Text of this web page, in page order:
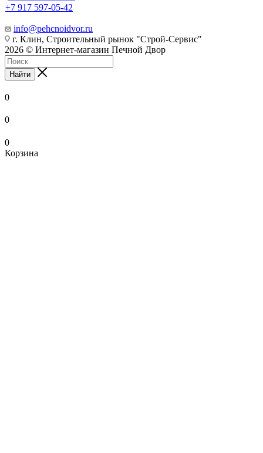
+7 917 597-05-42
info@pehcnoidvor.ru
г. Клин, Строительный рынок "Строй-Сервис"
2026 © Интернет-магазин Печной Двор
Найти
0
0
0
Корзина